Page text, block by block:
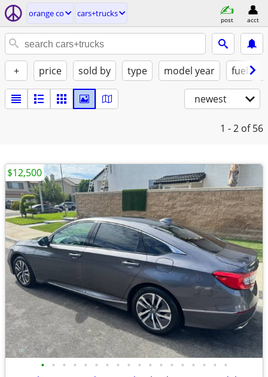
orange co cars+trucks
post acct
+ price sold by type model year fuel
newest
1 - 2 of 56
• • • • • • • • • • • • • • • • • •
$12,500